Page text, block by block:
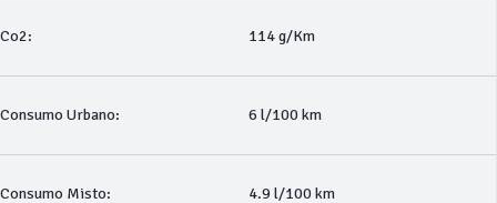
Co2: 114 g/Km
Consumo Urbano: 6 l/100 km
Consumo Misto: 4.9 l/100 km